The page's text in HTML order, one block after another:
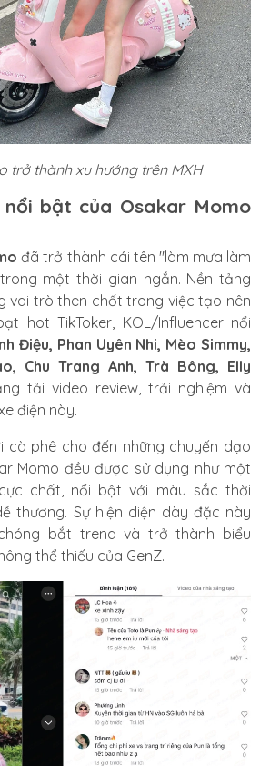
trở thành xu hướng trên MXH
nổi bật của Osakar Momo
đã trở thành cái tên "làm mưa làm
một thời gian ngắn. Nền tảng
vai trò then chốt trong việc tạo nên
hot TikToker, KOL/Influencer nổi
Điệu, Phan Uyên Nhi, Mèo Simmy,
Chu Trang Anh, Trà Bông, Elly
tải video review, trải nghiệm và
điện này.
cà phê cho đến những chuyến dạo
Momo đều được sử dụng như một
chất, nổi bật với màu sắc thời
thương. Sự hiện diện dày đặc này
bắt trend và trở thành biểu
thể thiếu của GenZ.